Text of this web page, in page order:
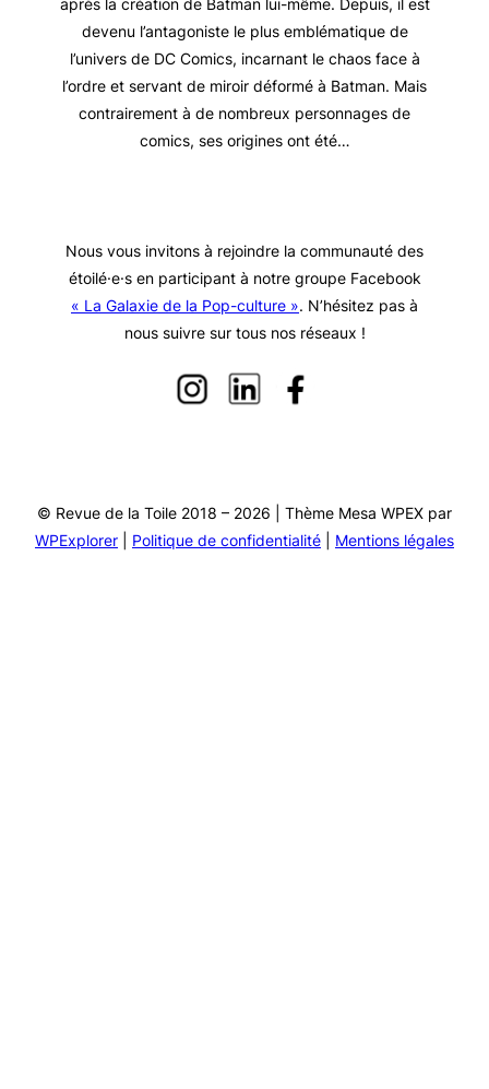
après la création de Batman lui-même. Depuis, il est
devenu l’antagoniste le plus emblématique de
l’univers de DC Comics, incarnant le chaos face à
l’ordre et servant de miroir déformé à Batman. Mais
contrairement à de nombreux personnages de
comics, ses origines ont été…
Nous vous invitons à rejoindre la communauté des
étoilé·e·s en participant à notre groupe Facebook
« La Galaxie de la Pop-culture ». N’hésitez pas à
nous suivre sur tous nos réseaux !
© Revue de la Toile 2018 – 2026 | Thème Mesa WPEX par
WPExplorer
Politique de confidentialité Mentions légales